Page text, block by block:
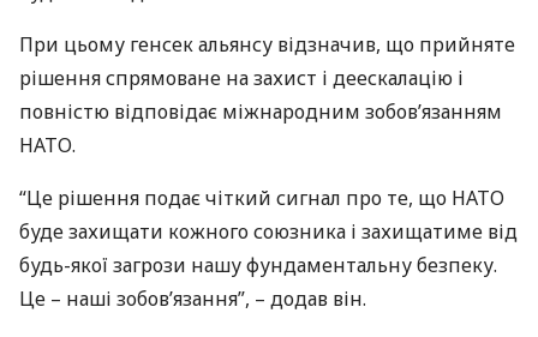
При цьому генсек альянсу відзначив, що прийняте
рішення спрямоване на захист і деескалацію і
повністю відповідає міжнародним зобов’язанням
НАТО.
“Це рішення подає чіткий сигнал про те, що НАТО
буде захищати кожного союзника і захищатиме від
будь-якої загрози нашу фундаментальну безпеку.
Це – наші зобов’язання”, – додав він.